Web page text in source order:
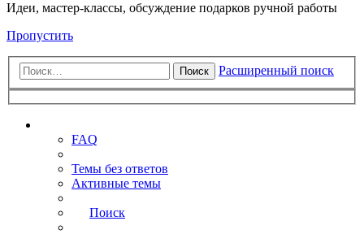
Идеи, мастер-классы, обсуждение подарков ручной работы
Пропустить
Поиск Расширенный поиск
FAQ
Темы без ответов
Активные темы
Поиск